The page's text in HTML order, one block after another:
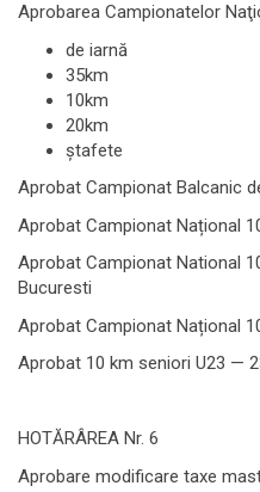
Aprobarea Campionatelor
de iarnă
35km
10km
20km
ştafete
Aprobat Campionat Balcanic
Aprobat Campionat Național
Aprobat Campionat National
Bucuresti
Aprobat Campionat Național
Aprobat 10 km seniori U23 —
HOTĂRÂREA Nr. 6
Aprobare modificare taxe